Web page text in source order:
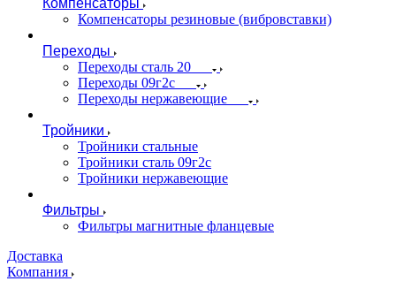
Компенсаторы
Компенсаторы резиновые (вибровставки)
Переходы
Переходы сталь 20
Переходы 09г2с
Переходы нержавеющие
Тройники
Тройники стальные
Тройники сталь 09г2с
Тройники нержавеющие
Фильтры
Фильтры магнитные фланцевые
Доставка
Компания